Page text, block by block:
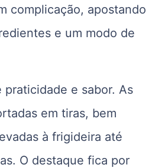
complicação, apostando
e um modo de
praticidade e sabor. As
em tiras, bem
à frigideira até
O destaque fica por